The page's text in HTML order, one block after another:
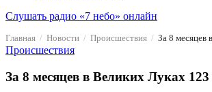
Слушать радио «7 небо» онлайн
Главная Новости Происшествия За 8 месяцев
Происшествия
За 8 месяцев в Великих Луках